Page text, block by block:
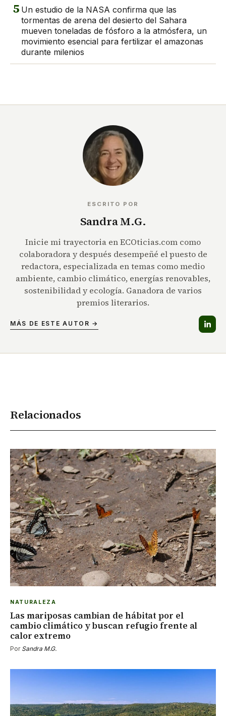
5 Un estudio de la NASA confirma que las
tormentas de arena del desierto del Sahara
mueven toneladas de fósforo a la atmósfera, un
movimiento esencial para fertilizar el amazonas
durante milenios
ESCRITO POR
Sandra M.G.
Inicie mi trayectoria en ECOticias.com como
colaboradora y después desempeñé el puesto de
redactora, especializada en temas como medio
ambiente, cambio climático, energías renovables,
sostenibilidad y ecología. Ganadora de varios
premios literarios.
MÁS DE ESTE AUTOR →
Relacionados
NATURALEZA
Las mariposas cambian de hábitat por el
cambio climático y buscan refugio frente al
calor extremo
Por Sandra M.G.